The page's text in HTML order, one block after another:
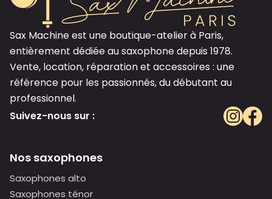
Sax Machine est une boutique-atelier à Paris,
entièrement dédiée au saxophone depuis 1978.
Vente, location, réparation et accessoires : une
référence pour les passionnés, du débutant au
professionnel.
Suivez-nous sur :
Nos saxophones
Saxophones alto
Saxophones ténor